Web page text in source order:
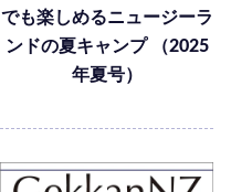
でも楽しめるニュージーラ
ンドの夏キャンプ （2025
年夏号）